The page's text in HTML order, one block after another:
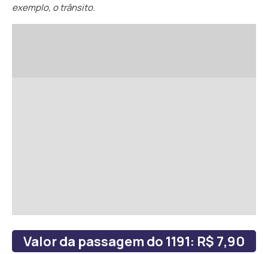
exemplo, o trânsito.
Valor da passagem do 1191: R$ 7,90